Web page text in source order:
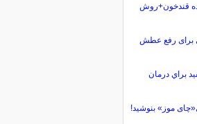
قندخون+روش
برای رفع عطش
براي درمان
موز» بنوشید!